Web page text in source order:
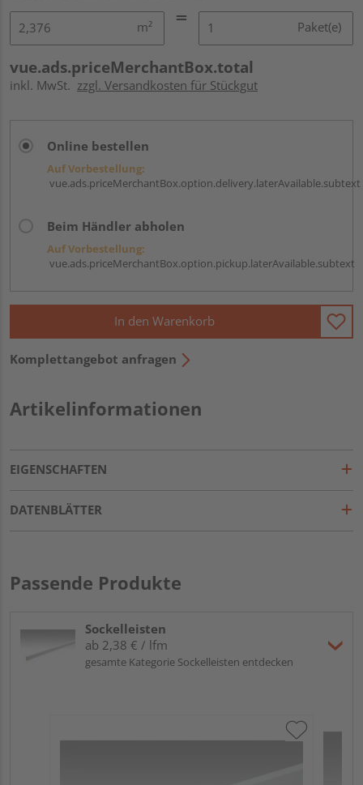
m² Paket(e)
vue.ads.priceMerchantBox.total
inkl. MwSt. zzgl. Versandkosten für Stückgut
Online bestellen
Auf Vorbestellung:
vue.ads.priceMerchantBox.option.delivery.laterAvailable.subtext
Beim Händler abholen
Auf Vorbestellung:
vue.ads.priceMerchantBox.option.pickup.laterAvailable.subtext
In den Warenkorb
Komplettangebot anfragen
Artikelinformationen
EIGENSCHAFTEN
DATENBLÄTTER
Passende Produkte
Sockelleisten
ab 2,38 € / lfm
gesamte Kategorie Sockelleisten entdecken